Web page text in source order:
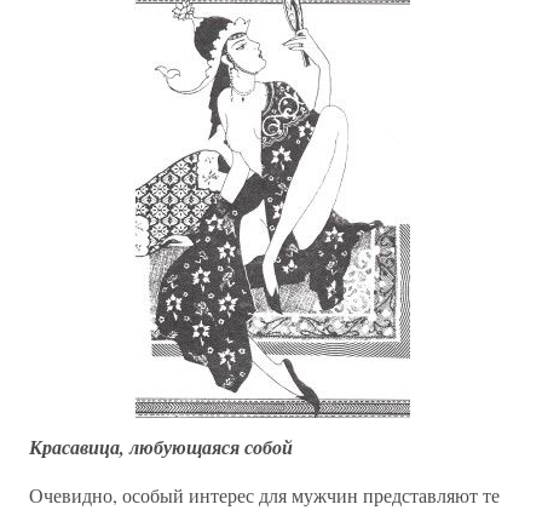
Красавица, любующаяся собой
Очевидно, особый интерес для мужчин представляют те